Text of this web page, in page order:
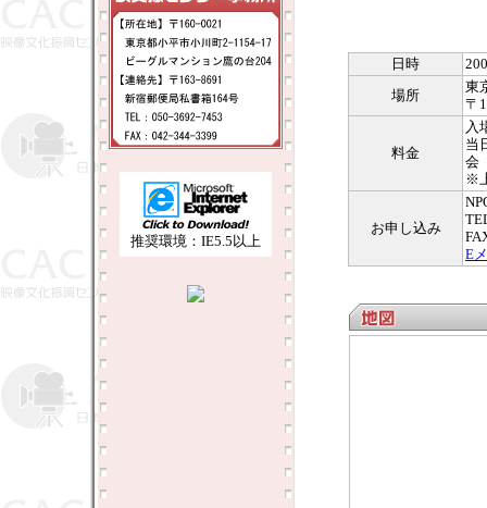
推奨環境：IE5.5以上
日時
場所
東
〒
料金
入
当
※
お申し込み
E